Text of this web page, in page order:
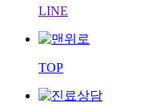
LINE
TOP